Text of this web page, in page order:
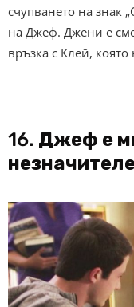
счупването на знак
на Джеф. Джени е
връзка с Клей,
16. Джеф е